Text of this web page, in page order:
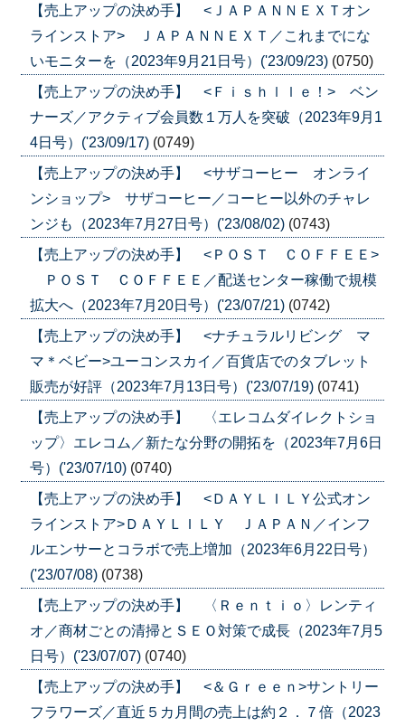
【売上アップの決め手】 <ＪＡＰＡＮＮＥＸＴオン
ラインストア> ＪＡＰＡＮＮＥＸＴ／これまでにな
いモニターを（2023年9月21日号）('23/09/23) (0750)
【売上アップの決め手】 <Ｆｉｓｈｌｌｅ！> ベン
ナーズ／アクティブ会員数１万人を突破（2023年9月1
4日号）('23/09/17) (0749)
【売上アップの決め手】 <サザコーヒー オンライ
ンショップ> サザコーヒー／コーヒー以外のチャレ
ンジも（2023年7月27日号）('23/08/02) (0743)
【売上アップの決め手】 <ＰＯＳＴ ＣＯＦＦＥＥ>
ＰＯＳＴ ＣＯＦＦＥＥ／配送センター稼働で規模
拡大へ（2023年7月20日号）('23/07/21) (0742)
【売上アップの決め手】 <ナチュラルリビング マ
マ＊ベビー>ユーコンスカイ／百貨店でのタブレット
販売が好評（2023年7月13日号）('23/07/19) (0741)
【売上アップの決め手】 〈エレコムダイレクトショ
ップ〉エレコム／新たな分野の開拓を（2023年7月6日
号）('23/07/10) (0740)
【売上アップの決め手】 <ＤＡＹＬＩＬＹ公式オン
ラインストア>ＤＡＹＬＩＬＹ ＪＡＰＡＮ／インフ
ルエンサーとコラボで売上増加（2023年6月22日号）
('23/07/08) (0738)
【売上アップの決め手】 〈Ｒｅｎｔｉｏ〉レンティ
オ／商材ごとの清掃とＳＥＯ対策で成長（2023年7月5
日号）('23/07/07) (0740)
【売上アップの決め手】 <＆Ｇｒｅｅｎ>サントリー
フラワーズ／直近５カ月間の売上は約２．７倍（2023